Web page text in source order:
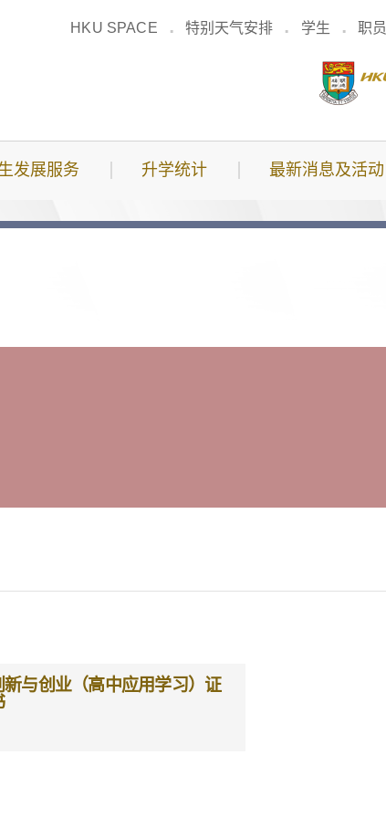
HKU SPACE 特别天气安排 学生 职员
发展服务 升学统计 最新消息及活动
新与创业（高中应用学习）证